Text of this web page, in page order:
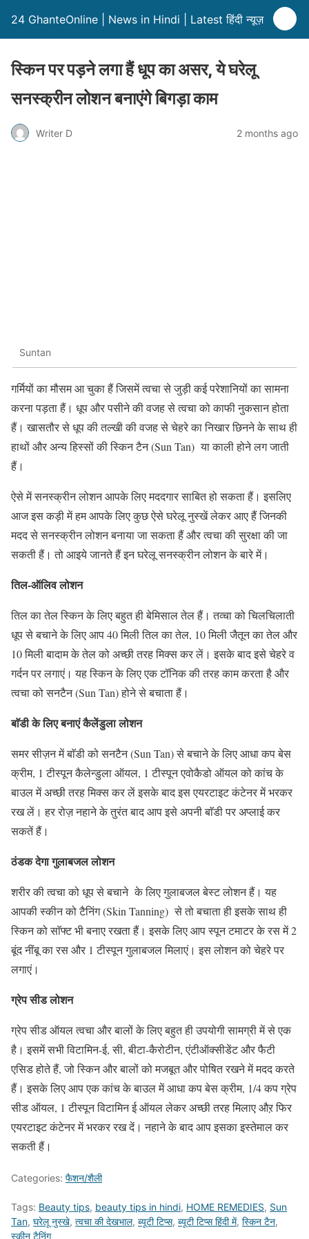
24 GhanteOnline | News in Hindi | Latest हिंदी न्यूज़
स्किन पर पड़ने लगा हैं धूप का असर, ये घरेलू
सनस्क्रीन लोशन बनाएंगे बिगड़ा काम
Writer D 2 months ago
Suntan
गर्मियों का मौसम आ चुका हैं जिसमें त्वचा से जुड़ी कई परेशानियों का सामना
करना पड़ता हैं। धूप और पसीने की वजह से त्वचा को काफी नुकसान होता
हैं। खासतौर से धूप की तल्खी की वजह से चेहरे का निखार छिनने के साथ ही
हाथों और अन्य हिस्सों की स्किन टैन (Sun Tan) या काली होने लग जाती
हैं।
ऐसे में सनस्क्रीन लोशन आपके लिए मददगार साबित हो सकता हैं। इसलिए
आज इस कड़ी में हम आपके लिए कुछ ऐसे घरेलू नुस्खें लेकर आए हैं जिनकी
मदद से सनस्क्रीन लोशन बनाया जा सकता हैं और त्वचा की सुरक्षा की जा
सकती हैं। तो आइये जानते हैं इन घरेलू सनस्क्रीन लोशन के बारे में।
तिल-ऑलिव लोशन
तिल का तेल स्किन के लिए बहुत ही बेमिसाल तेल हैं। तव्चा को चिलचिलाती
धूप से बचाने के लिए आप 40 मिली तिल का तेल, 10 मिली जैतून का तेल और
10 मिली बादाम के तेल को अच्छी तरह मिक्स कर लें। इसके बाद इसे चेहरे व
गर्दन पर लगाएं। यह स्किन के लिए एक टॉनिक की तरह काम करता है और
त्वचा को सनटैन (Sun Tan) होने से बचाता हैं।
बाॅडी के लिए बनाएं कैलेंडुला लोशन
समर सीज़न में बाॅडी को सनटैन (Sun Tan) से बचाने के लिए आधा कप बेस
क्रीम, 1 टीस्पून कैलेन्डुला ऑयल, 1 टीस्पून एवोकैडो ऑयल को कांच के
बाउल में अच्छी तरह मिक्स कर लें इसके बाद इस एयरटाइट कंटेनर में भरकर
रख लें। हर रोज़ नहाने के तुरंत बाद आप इसे अपनी बाॅडी पर अप्लाई कर
सकतें हैं।
ठंडक देगा गुलाबजल लोशन
शरीर की त्वचा को धूप से बचाने के लिए गुलाबजल बेस्ट लोशन हैं। यह
आपकी स्कीन को टैनिंग (Skin Tanning) से तो बचाता ही इसके साथ ही
स्किन को साॅफ्ट भी बनाए रखता हैं। इसके लिए आप स्पून टमाटर के रस में 2
बूंद नींबू का रस और 1 टीस्पून गुलाबजल मिलाएं। इस लोशन को चेहरे पर
लगाएं।
ग्रेप सीड लोशन
ग्रेप सीड ऑयल त्वचा और बालों के लिए बहुत ही उपयोगी सामग्री में से एक
है। इसमें सभी विटामिन-ई, सी, बीटा-कैरोटीन, एंटीऑक्‍सीडेंट और फैटी
एसिड होते हैं, जो स्किन और बालों को मजबूत और पोषित रखने में मदद करते
हैं। इसके लिए आप एक कांच के बाउल में आधा कप बेस क्रीम, 1/4 कप ग्रेप
सीड ऑयल, 1 टीस्पून विटामिन ई ऑयल लेकर अच्छी तरह मिलाए औऱ फिर
एयरटाइट कंटेनर में भरकर रख दें। नहाने के बाद आप इसका इस्तेमाल कर
सकती हैं।
Categories: फैशन/शैली
Tags: Beauty tips, beauty tips in hindi, HOME REMEDIES, Sun
Tan, घरेलू नुस्खे, त्वचा की देखभाल, ब्यूटी टिप्स, ब्यूटी टिप्स हिंदी में, स्किन टैन,
स्कीन टैनिंग